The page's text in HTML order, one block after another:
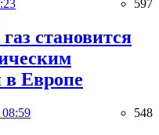
597
становится
Европе
08:59 548